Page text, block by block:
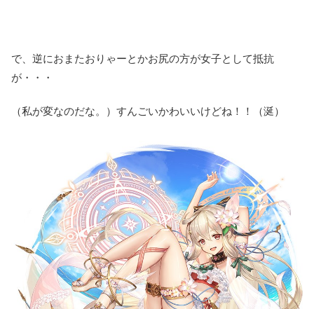
で、逆におまたおりゃーとかお尻の方が女子として抵抗
が・・・
（私が変なのだな。）すんごいかわいいけどね！！（涎）